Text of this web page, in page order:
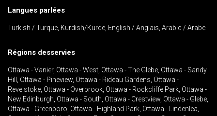
En cliquant sur le bouton « soumettre », vous
consentez à nos conditions d'utilisation et vous
nous fournissez l'autorisation écrite de
communiquer avec vous.
Langues parlées
Turkish / Turque, Kurdish/Kurde, English / Anglais, Arabic / Arabe
Régions desservies
Ottawa - Vanier, Ottawa - West, Ottawa - The Glebe, Ottawa - Sandy
Hill, Ottawa - Pineview, Ottawa - Rideau Gardens, Ottawa -
Revelstoke, Ottawa - Overbrook, Ottawa - Rockcliffe Park, Ottawa -
New Edinburgh, Ottawa - South, Ottawa - Crestview, Ottawa - Glebe,
Ottawa - Greenboro, Ottawa - Highland Park, Ottawa - Lindenlea,